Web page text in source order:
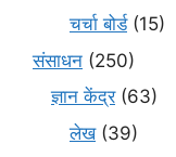
चर्चा बोर्ड(15)
संसाधन (250)
ज्ञान केंद्र(63)
लेख(39)